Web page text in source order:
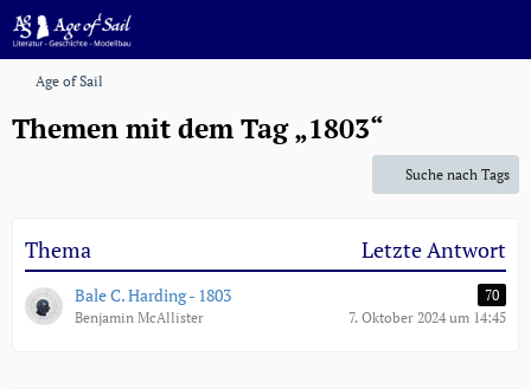
Age of Sail
Themen mit dem Tag „1803“
Suche nach Tags
Thema Letzte Antwort
Bale C. Harding - 1803
70
Benjamin McAllister
7. Oktober 2024 um 14:45